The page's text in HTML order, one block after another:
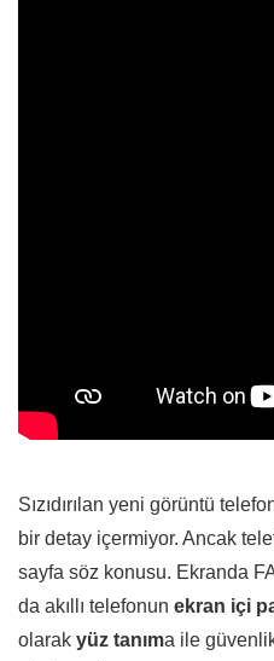
Sızıdırılan yeni görüntü
bir detay içermiyor. Ancak
sayfa söz konusu. Ekranda
da akıllı telefonun ekran içi
olarak yüz tanıma ile